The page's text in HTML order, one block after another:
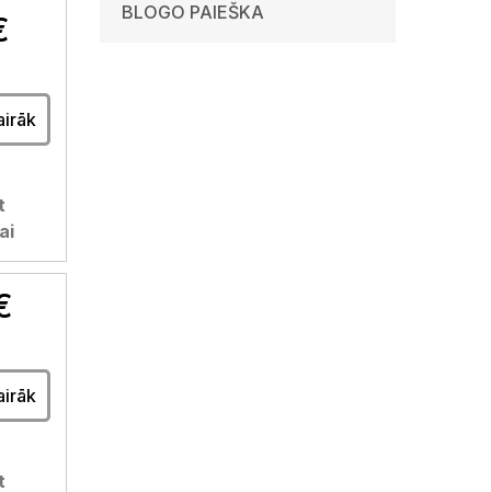
BLOGO PAIEŠKA